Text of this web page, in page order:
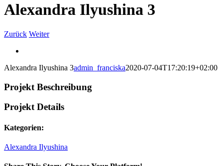
Alexandra Ilyushina 3
Zurück Weiter
Alexandra Ilyushina 3admin_franciska2020-07-04T17:20:19+02:00
Projekt Beschreibung
Projekt Details
Kategorien:
Alexandra Ilyushina